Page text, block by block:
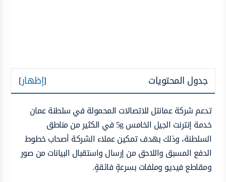
جدول المحتويات [إظهار]
تدعم شركة عمانتل للاتصالات المحمولة في سلطنة عمان
خدمة إنترنت الجيل الخامس 5g في الكثير من مناطق
السلطنة، وذلك بهدف تمكين عملاء الشركة أصحاب خطوط
الدفع المسبق واللاحق من إرسال واستقبال البيانات من صور
ومقاطع فيديو وملفات بسرعةٍ فائقةٍ.